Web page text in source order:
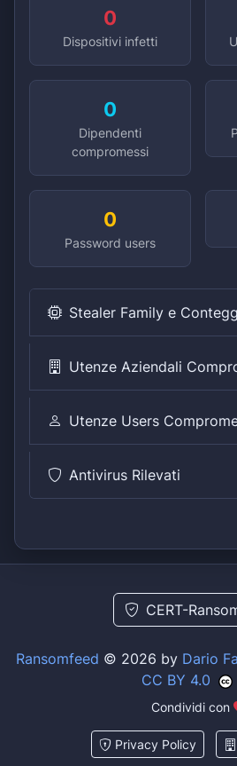
0
Dispositivi infetti
0
Dipendenti
compromessi
0
Password users
Stealer Family e
Utenze Aziendali
Utenze Users
Antivirus Rilevati
CERT-
Ransomfeed © 2026 by Dario
CC BY 4.0
Condividi con
Privacy Policy